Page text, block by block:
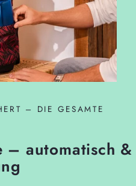
– DIE GESAMTE
– automatisch &